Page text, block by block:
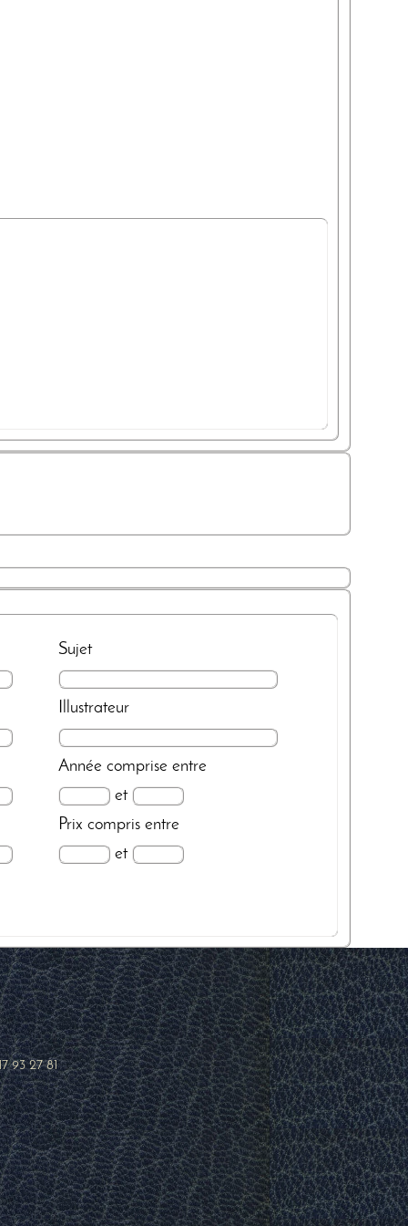
Sujet
Illustrateur
Année comprise entre
et
Prix compris entre
et
93 27 81